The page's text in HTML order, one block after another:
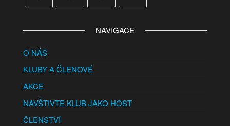
NAVIGACE
O NÁS
KLUBY A ČLENOVÉ
AKCE
NAVŠTIVTE KLUB JAKO HOST
ČLENSTVÍ